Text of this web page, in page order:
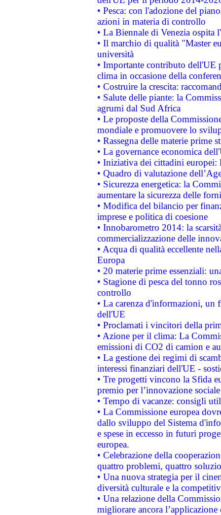
• Pesca: con l'adozione del
azioni in materia di controllo
• La Biennale di Venezia ospita
• Il marchio di qualità "Master
università
• Importante contributo dell'UE
clima in occasione della
• Costruire la crescita:
• Salute delle piante: la
agrumi dal Sud Africa
• Le proposte della
mondiale e promuovere lo
• Rassegna delle materie prime
• La governance economica
• Iniziativa dei cittadini
• Quadro di valutazione
• Sicurezza energetica: la
aumentare la sicurezza delle
• Modifica del bilancio per
imprese e politica di coesione
• Innobarometro 2014: la
commercializzazione delle
• Acqua di qualità eccellente
Europa
• 20 materie prime essenziali:
• Stagione di pesca del tonno
controllo
• La carenza d'informazioni, un
dell'UE
• Proclamati i vincitori della
• Azione per il clima: La
emissioni di CO2 di camion e
• La gestione dei regimi di
interessi finanziari dell'UE -
• Tre progetti vincono la Sfida
premio per l’innovazione sociale
• Tempo di vacanze: consigli
• La Commissione europea
dallo sviluppo del Sistema
e spese in eccesso in futuri
europea.
• Celebrazione della
quattro problemi, quattro
• Una nuova strategia per il
diversità culturale e la
• Una relazione della
migliorare ancora